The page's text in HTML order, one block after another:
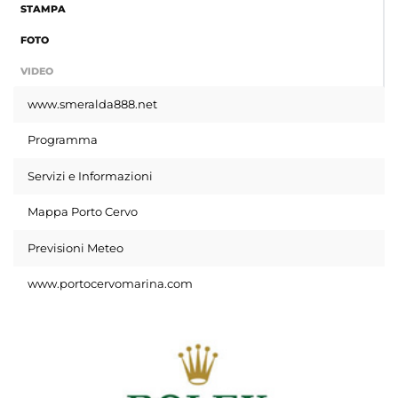
STAMPA
FOTO
VIDEO
www.smeralda888.net
Programma
Servizi e Informazioni
Mappa Porto Cervo
Previsioni Meteo
www.portocervomarina.com